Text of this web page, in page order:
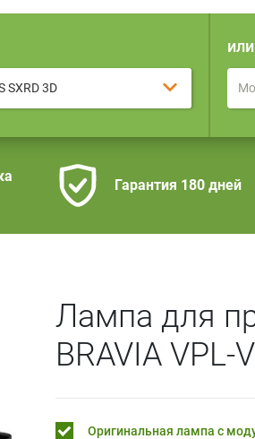
SXRD 3D
Гарантия 180 дней
Лампа для
BRAVIA VPL-
Оригинальная лампа с